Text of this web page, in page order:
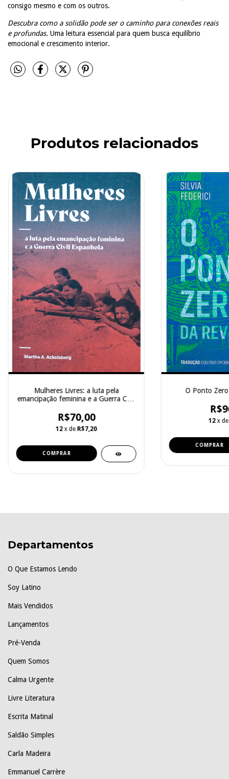
consigo mesmo e com os outros.
Descubra como a solidão pode ser o caminho para conexões reais
e profundas. Uma leitura essencial para quem busca equilíbrio
emocional e crescimento interior.
Produtos relacionados
Mulheres Livres: a luta pela
emancipação feminina e a Guerra Civil
R$70,00
12 x de R$7,20
O Ponto
12 x
Departamentos
O Que Estamos Lendo
Soy Latino
Mais Vendidos
Lançamentos
Pré-Venda
Quem Somos
Calma Urgente
Livre Literatura
Escrita Matinal
Saldão Simples
Carla Madeira
Emmanuel Carrère